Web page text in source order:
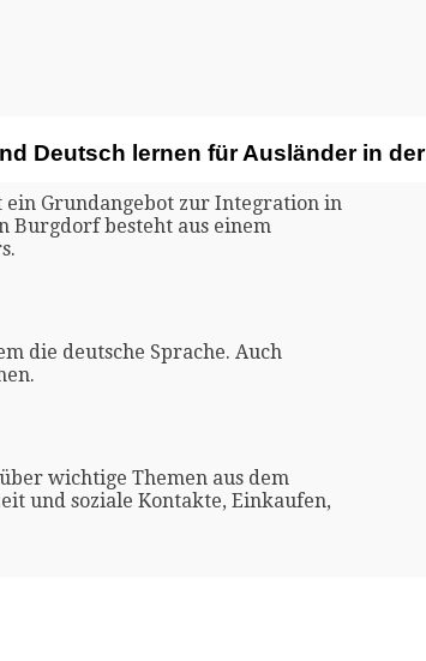
Deutsch lernen für Ausländer in
Grundangebot zur Integration in
Burgdorf besteht aus einem
die deutsche Sprache. Auch
wichtige Themen aus dem
und soziale Kontakte, Einkaufen,